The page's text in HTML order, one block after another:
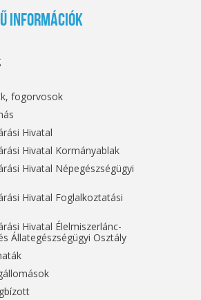
információk
fogorvosok
Hivatal
Hivatal Kormányablak
Hivatal Népegészségügyi
Hivatal Foglalkoztatási
Hivatal Élelmiszerlánc-
Állategészségügyi Osztály